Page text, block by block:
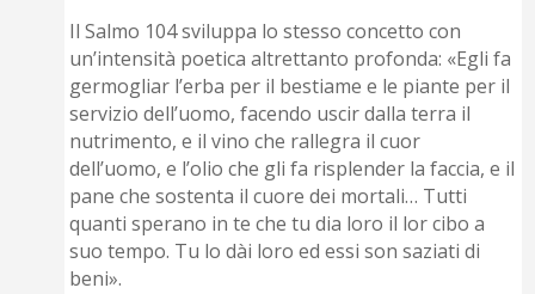
Il Salmo 104 sviluppa lo stesso concetto con
un’intensità poetica altrettanto profonda: «Egli fa
germogliar l’erba per il bestiame e le piante per il
servizio dell’uomo, facendo uscir dalla terra il
nutrimento, e il vino che rallegra il cuor
dell’uomo, e l’olio che gli fa risplender la faccia, e il
pane che sostenta il cuore dei mortali… Tutti
quanti sperano in te che tu dia loro il lor cibo a
suo tempo. Tu lo dài loro ed essi son saziati di
beni».